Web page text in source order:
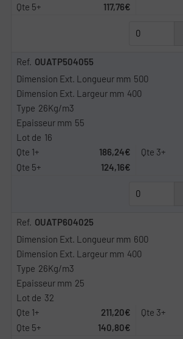
117,76€
OUATP504055
500
400
26Kg/m3
55
16
186,24€
124,16€
OUATP604025
600
400
26Kg/m3
25
32
211,20€
140,80€